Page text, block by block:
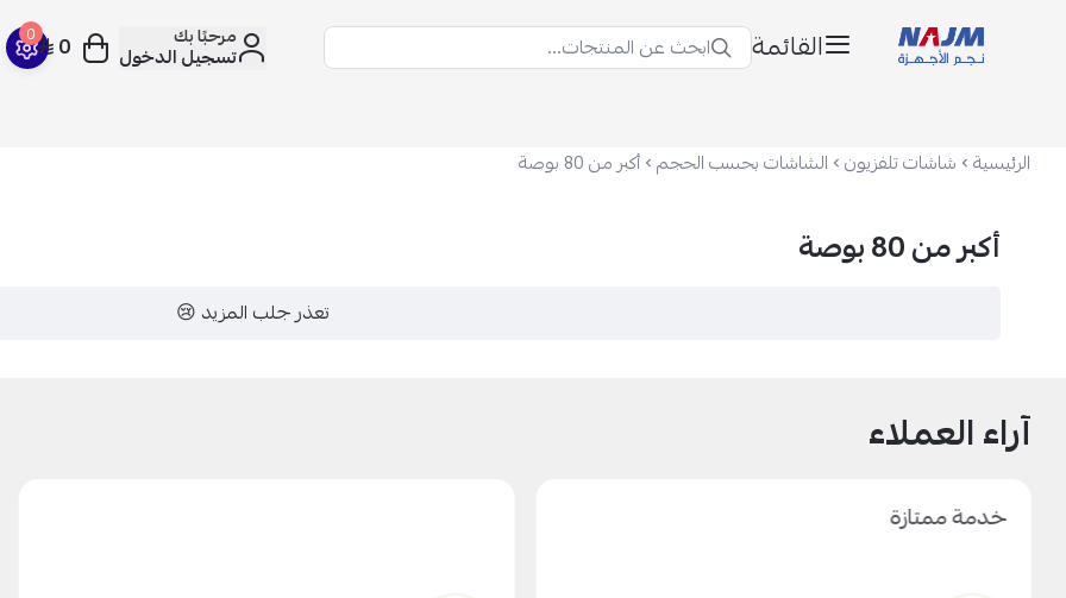
القائمة ابحث عن المنتجات... مرحبًا بك
تسجيل الدخول
0 0
الرئيسية شاشات تلفزيون الشاشات بحسب الحجم أكبر من 80 بوصة
أكبر من 80 بوصة
تعذر جلب المزيد 😢
آراء العملاء
خدمة ممتازة